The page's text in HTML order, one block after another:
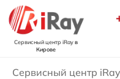
Сервисный центр iRayв
Кирове
Сервисный центр iRay